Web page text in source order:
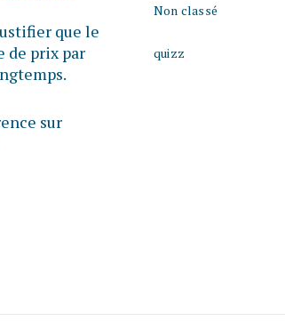
que le
de prix par
sur
Non classé
quizz